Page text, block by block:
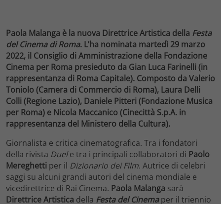
Paola Malanga è la nuova Direttrice Artistica della Festa
del Cinema di Roma. L’ha nominata martedì 29 marzo
2022, il Consiglio di Amministrazione della Fondazione
Cinema per Roma presieduto da Gian Luca Farinelli (in
rappresentanza di Roma Capitale). Composto da Valerio
Toniolo (Camera di Commercio di Roma), Laura Delli
Colli (Regione Lazio), Daniele Pitteri (Fondazione Musica
per Roma) e Nicola Maccanico (Cinecittà S.p.A. in
rappresentanza del Ministero della Cultura).
Giornalista e critica cinematografica. Tra i fondatori
della rivista Duele tra i principali collaboratori di Paolo
Mereghetti per il Dizionario dei Film. Autrice di celebri
saggi su alcuni grandi autori del cinema mondiale e
vicedirettrice di Rai Cinema. Paola Malanga sarà
Direttrice Artistica della Festa del Cinemaper il triennio